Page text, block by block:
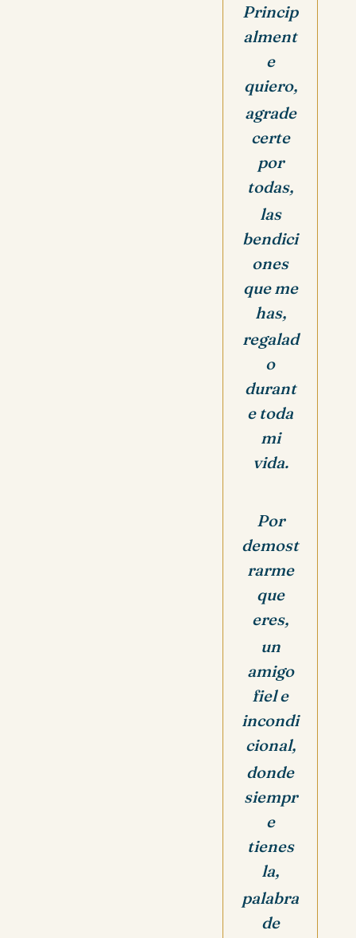
Princip
alment
e
quiero,
agrade
certe
por
todas,
las
bendici
ones
que me
has,
regalad
o
durant
e toda
mi
vida.
Por
demost
rarme
que
eres,
un
amigo
fiel e
incondi
cional,
donde
siempr
e
tienes
la,
palabra
de